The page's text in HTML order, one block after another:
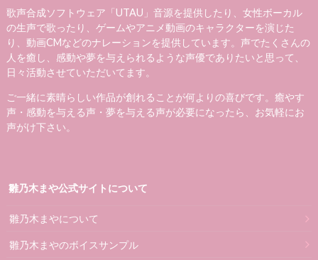
歌声合成ソフトウェア「UTAU」音源を提供したり、女性ボーカル
の生声で歌ったり、ゲームやアニメ動画のキャラクターを演じた
り、動画CMなどのナレーションを提供しています。声でたくさんの
人を癒し、感動や夢を与えられるような声優でありたいと思って、
日々活動させていただいてます。
ご一緒に素晴らしい作品が創れることが何よりの喜びです。癒やす
声・感動を与える声・夢を与える声が必要になったら、お気軽にお
声がけ下さい。
雛乃木まや公式サイトについて
雛乃木まやについて
雛乃木まやのボイスサンプル